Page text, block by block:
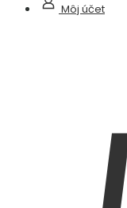
Môj účet